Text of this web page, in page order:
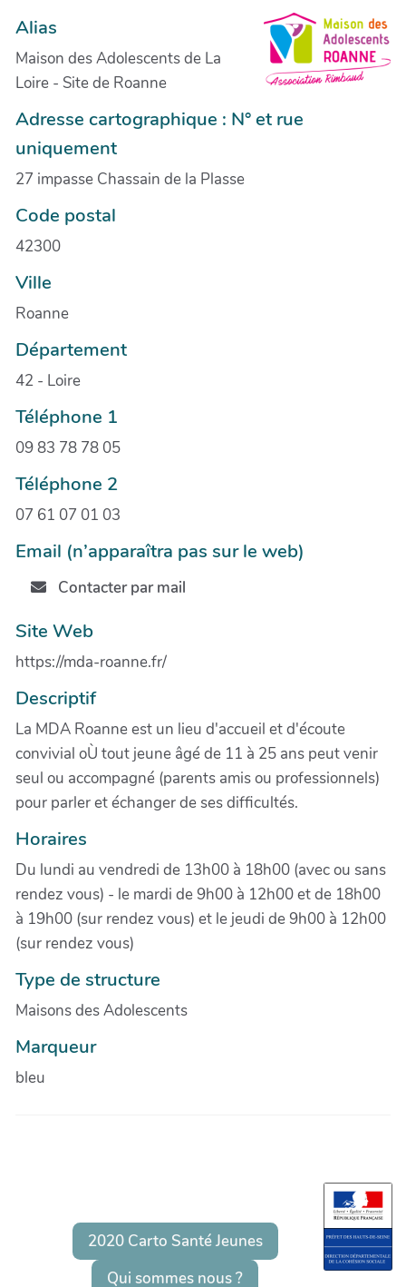
Alias
Maison des Adolescents de La
Loire - Site de Roanne
Adresse cartographique : N° et rue
uniquement
27 impasse Chassain de la Plasse
Code postal
42300
Ville
Roanne
Département
42 - Loire
Téléphone 1
09 83 78 78 05
Téléphone 2
07 61 07 01 03
Email (n’apparaîtra pas sur le web)
Contacter par mail
Site Web
https://mda-roanne.fr/
Descriptif
La MDA Roanne est un lieu d'accueil et d'écoute
convivial oÙ tout jeune âgé de 11 à 25 ans peut venir
seul ou accompagné (parents amis ou professionnels)
pour parler et échanger de ses difficultés.
Horaires
Du lundi au vendredi de 13h00 à 18h00 (avec ou sans
rendez vous) - le mardi de 9h00 à 12h00 et de 18h00
à 19h00 (sur rendez vous) et le jeudi de 9h00 à 12h00
(sur rendez vous)
Type de structure
Maisons des Adolescents
Marqueur
bleu
2020 Carto Santé Jeunes
Qui sommes nous ?